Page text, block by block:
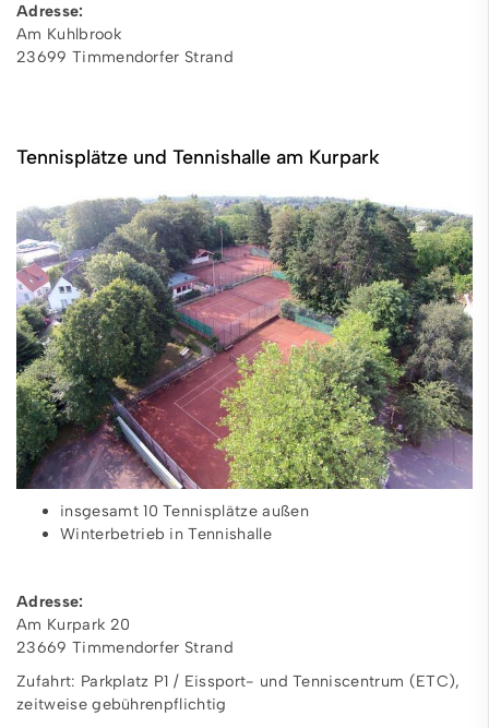
Adresse:
Am Kuhlbrook
23699 Timmendorfer Strand
Tennisplätze und Tennishalle am Kurpark
insgesamt 10 Tennisplätze außen
Winterbetrieb in Tennishalle
Adresse:
Am Kurpark 20
23669 Timmendorfer Strand
Zufahrt: Parkplatz P1 / Eissport- und Tenniscentrum (ETC),
zeitweise gebührenpflichtig